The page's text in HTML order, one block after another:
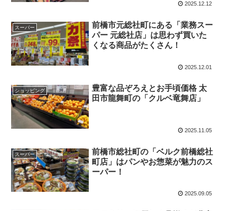
2025.12.12
スーパー
前橋市元総社町にある「業務スー
パー 元総社店」は思わず買いた
くなる商品がたくさん！
2025.12.01
ショッピング
豊富な品ぞろえとお手頃価格 太
田市龍舞町の「クルベ竜舞店」
2025.11.05
スーパー
前橋市総社町の「ベルク前橋総社
町店」はパンやお惣菜が魅力のス
ーパー！
2025.09.05